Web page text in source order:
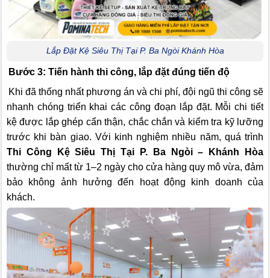
Lắp Đặt Kệ Siêu Thị Tại P. Ba Ngòi Khánh Hòa
Bước 3: Tiến hành thi công, lắp đặt đúng tiến độ
Khi đã thống nhất phương án và chi phí, đội ngũ thi công sẽ
nhanh chóng triển khai các công đoạn lắp đặt. Mỗi chi tiết
kệ được lắp ghép cẩn thận, chắc chắn và kiểm tra kỹ lưỡng
trước khi bàn giao. Với kinh nghiệm nhiều năm, quá trình
Thi Công Kệ Siêu Thị Tại P. Ba Ngòi – Khánh Hòa
thường chỉ mất từ 1–2 ngày cho cửa hàng quy mô vừa, đảm
bảo không ảnh hưởng đến hoạt động kinh doanh của
khách.